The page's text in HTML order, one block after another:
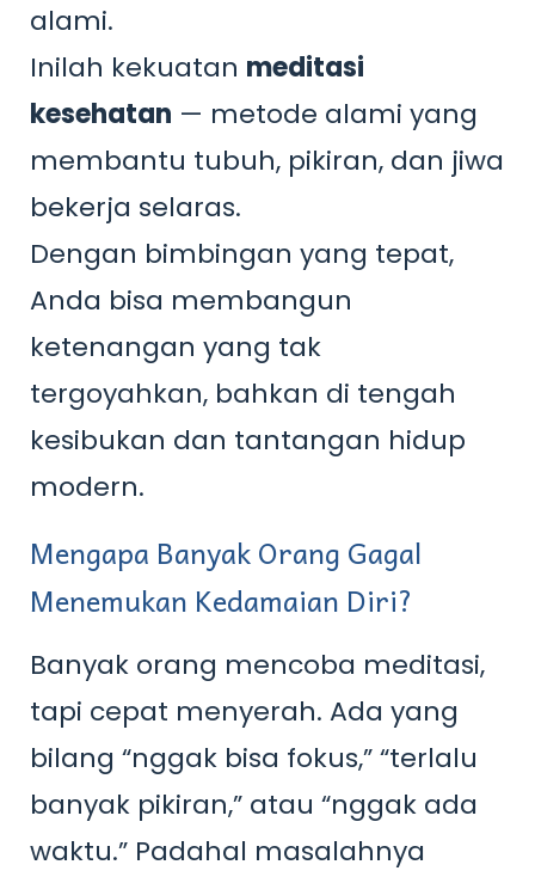
alami.
Inilah kekuatan meditasi
kesehatan — metode alami yang
membantu tubuh, pikiran, dan jiwa
bekerja selaras.
Dengan bimbingan yang tepat,
Anda bisa membangun
ketenangan yang tak
tergoyahkan, bahkan di tengah
kesibukan dan tantangan hidup
modern.
Mengapa Banyak Orang Gagal
Menemukan Kedamaian Diri?
Banyak orang mencoba meditasi,
tapi cepat menyerah. Ada yang
bilang “nggak bisa fokus,” “terlalu
banyak pikiran,” atau “nggak ada
waktu.” Padahal masalahnya